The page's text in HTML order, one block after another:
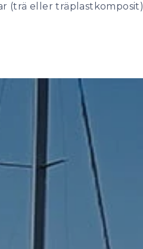
(trä eller träplastkomposit)